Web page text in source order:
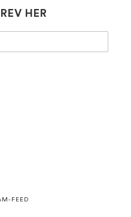
HER
FEED